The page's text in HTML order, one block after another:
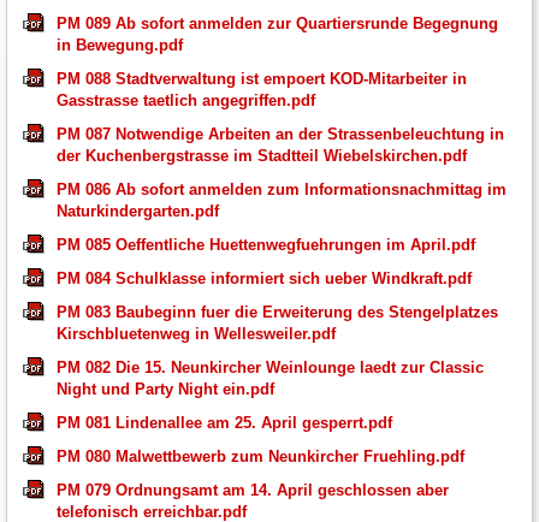
PM 089 Ab sofort anmelden zur Quartiersrunde Begegnung
in Bewegung.pdf
PM 088 Stadtverwaltung ist empoert KOD-Mitarbeiter in
Gasstrasse taetlich angegriffen.pdf
PM 087 Notwendige Arbeiten an der Strassenbeleuchtung in
der Kuchenbergstrasse im Stadtteil Wiebelskirchen.pdf
PM 086 Ab sofort anmelden zum Informationsnachmittag im
Naturkindergarten.pdf
PM 085 Oeffentliche Huettenwegfuehrungen im April.pdf
PM 084 Schulklasse informiert sich ueber Windkraft.pdf
PM 083 Baubeginn fuer die Erweiterung des Stengelplatzes
Kirschbluetenweg in Wellesweiler.pdf
PM 082 Die 15. Neunkircher Weinlounge laedt zur Classic
Night und Party Night ein.pdf
PM 081 Lindenallee am 25. April gesperrt.pdf
PM 080 Malwettbewerb zum Neunkircher Fruehling.pdf
PM 079 Ordnungsamt am 14. April geschlossen aber
telefonisch erreichbar.pdf